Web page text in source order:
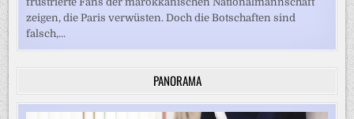
zeigen, die Paris verwüsten. Doch die Botschaften sind
falsch,...
PANORAMA